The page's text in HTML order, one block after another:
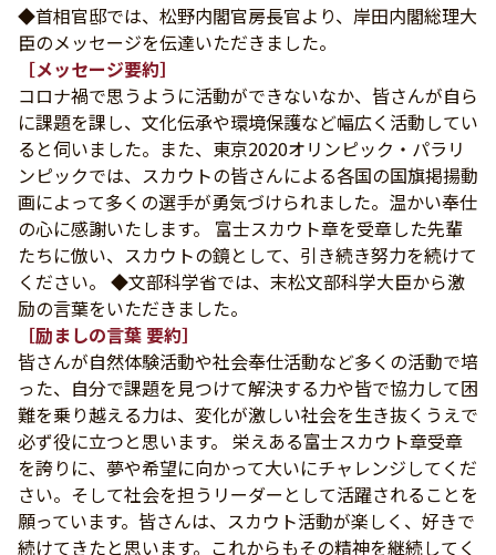
◆首相官邸では、松野内閣官房長官より、岸田内閣総理大
臣のメッセージを伝達いただきました。
［メッセージ要約］
コロナ禍で思うように活動ができないなか、皆さんが自ら
に課題を課し、文化伝承や環境保護など幅広く活動してい
ると伺いました。また、東京2020オリンピック・パラリ
ンピックでは、スカウトの皆さんによる各国の国旗掲揚動
画によって多くの選手が勇気づけられました。温かい奉仕
の心に感謝いたします。 富士スカウト章を受章した先輩
たちに倣い、スカウトの鏡として、引き続き努力を続けて
ください。 ◆文部科学省では、末松文部科学大臣から激
励の言葉をいただきました。
［励ましの言葉 要約］
皆さんが自然体験活動や社会奉仕活動など多くの活動で培
った、自分で課題を見つけて解決する力や皆で協力して困
難を乗り越える力は、変化が激しい社会を生き抜くうえで
必ず役に立つと思います。 栄えある富士スカウト章受章
を誇りに、夢や希望に向かって大いにチャレンジしてくだ
さい。そして社会を担うリーダーとして活躍されることを
願っています。皆さんは、スカウト活動が楽しく、好きで
続けてきたと思います。これからもその精神を継続してく